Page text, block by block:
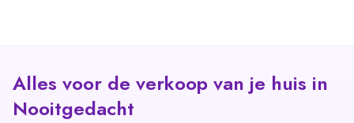
Alles voor de verkoop van je huis in
Nooitgedacht